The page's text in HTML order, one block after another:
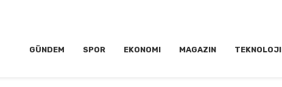
GÜNDEM SPOR EKONOMI MAGAZIN TEKNOLOJI